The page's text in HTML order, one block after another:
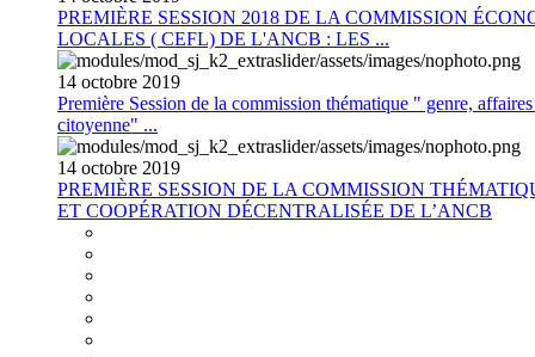
PREMIÈRE SESSION 2018 DE LA COMMISSION
LOCALES ( CEFL) DE L'ANCB : LES ...
14 octobre 2019
Première Session de la commission thématique " genre,
citoyenne" ...
14 octobre 2019
PREMIÈRE SESSION DE LA COMMISSION
ET COOPÉRATION DÉCENTRALISÉE DE L’ANCB